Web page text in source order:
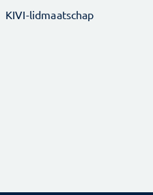
KIVI-lidmaatschap